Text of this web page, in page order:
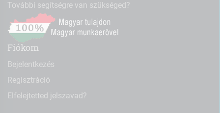
További segítségre van szükséged?
Fiókom
Bejelentkezés
Regisztráció
Elfelejtetted jelszavad?